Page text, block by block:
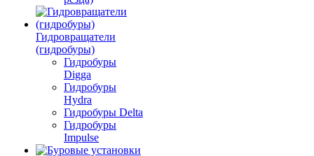
Гидровращатели
(гидробуры)
Гидробуры
Digga
Гидробуры
Hydra
Гидробуры Delta
Гидробуры
Impulse